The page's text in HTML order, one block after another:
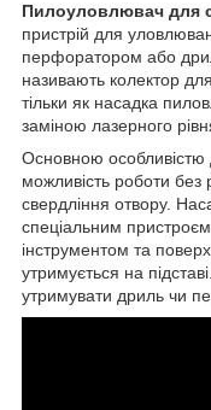
Пилоуловлювач для
пристрій для
перфоратором або
називають колектор
тільки як насадка
заміною лазерного
Основною особливістю
можливість роботи без
свердління отвору.
спеціальним
інструментом та
утримується на
утримувати дриль чи